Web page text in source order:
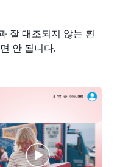
잘 대조되지 않는 흰
안 됩니다.